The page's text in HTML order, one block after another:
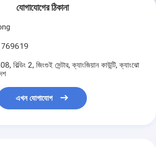
যোগাযোগের ঠিকানা
2, জিংগুই সেন্টার, ক্যাংজিয়ান কাউন্টি, ক্যাংঝো
এখন যোগাযোগ